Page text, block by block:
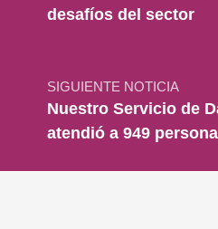
desafíos del sector
SIGUIENTE NOTICIA
Nuestro Servicio de
atendió a 949